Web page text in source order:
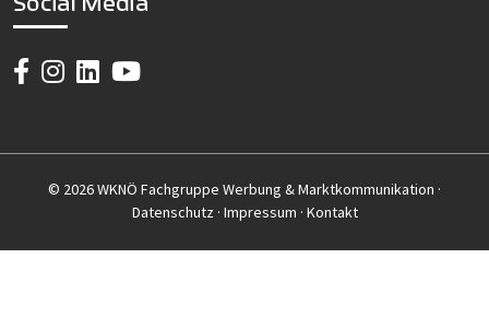
© 2026 WKNÖ Fachgruppe Werbung & Marktkommunikation ·
Datenschutz· Impressum · Kontakt